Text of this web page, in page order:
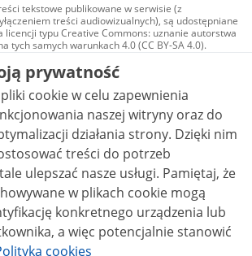
tekstowe publikowane w serwisie (z
treści audiowizualnych), są udostępniane
licencji typu Creative Commons: uznanie autorstwa
tych samych warunkach 4.0 (CC BY-SA 4.0).
audiowizualne, w tym zdjęcia, materiały
i wideo, są udostępniane na licencji typu
Commons: uznanie autorstwa użycie
- bez utworów zależnych 4.0 (CC BY-
ND 4.0), o ile nie jest to stwierdzone inaczej.
prywatność
cookie w celu zapewnienia
naszej witryny oraz do
działania strony. Dzięki nim
treści do potrzeb
nasze usługi. Pamiętaj, że
w plikach cookie mogą
konkretnego urządzenia lub
a więc potencjalnie stanowić
cookies